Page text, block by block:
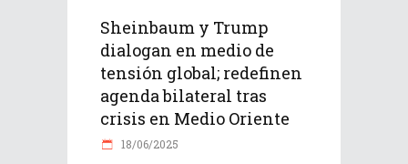
Sheinbaum y Trump
dialogan en medio de
tensión global; redefinen
agenda bilateral tras
crisis en Medio Oriente
18/06/2025